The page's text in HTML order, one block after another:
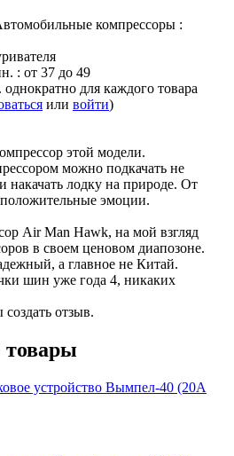
компрессоры :
: от 37 до 49
однократно для каждого товара
или войти)
этой модели.
можно подкачать не
лодку на природе. От
эмоции.
Air Man Hawk, на мой взгляд
в своем ценовом диапозоне.
а главное не Китай.
шин уже года 4, никаких
создать отзыв.